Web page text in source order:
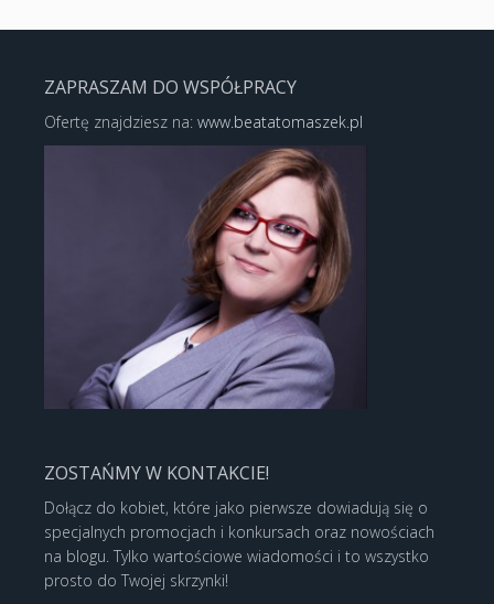
ZAPRASZAM DO WSPÓŁPRACY
Ofertę znajdziesz na: www.beatatomaszek.pl
ZOSTAŃMY W KONTAKCIE!
Dołącz do kobiet, które jako pierwsze dowiadują się o
specjalnych promocjach i konkursach oraz nowościach
na blogu. Tylko wartościowe wiadomości i to wszystko
prosto do Twojej skrzynki!